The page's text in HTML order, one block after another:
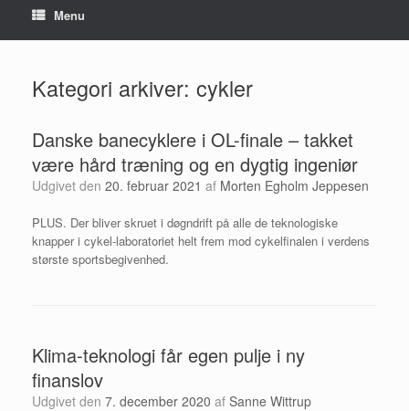
Menu
Kategori arkiver: cykler
Danske banecyklere i OL-finale – takket
være hård træning og en dygtig ingeniør
Udgivet den 20. februar 2021 af Morten Egholm Jeppesen
PLUS. Der bliver skruet i døgndrift på alle de teknologiske
knapper i cykel-laboratoriet helt frem mod cykelfinalen i verdens
største sportsbegivenhed.
Klima-teknologi får egen pulje i ny
finanslov
Udgivet den 7. december 2020 af Sanne Wittrup